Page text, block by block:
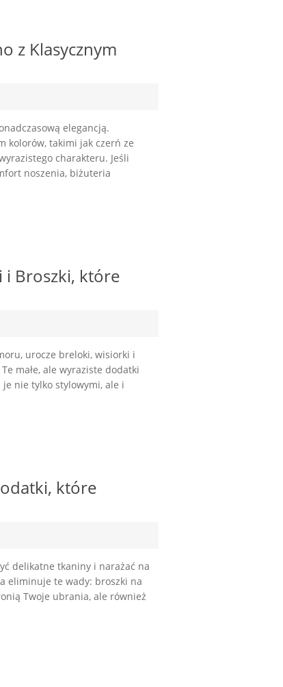
z Klasycznym
elegancją.
kolorów, takimi jak czerń ze
charakteru. Jeśli
noszenia, biżuteria
i Broszki, które
urocze breloki, wisiorki i
małe, ale wyraziste dodatki
nie tylko stylowymi, ale i
które
delikatne tkaniny i narażać na
eliminuje te wady: broszki na
Twoje ubrania, ale również